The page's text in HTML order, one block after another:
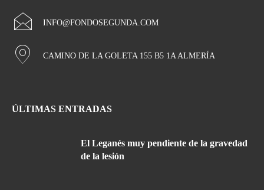
INFO@FONDOSEGUNDA.COM
CAMINO DE LA GOLETA 155 B5 1A ALMERÍA
ÚLTIMAS ENTRADAS
El Leganés muy pendiente de la gravedad
de la lesión